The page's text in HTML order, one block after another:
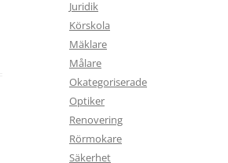
Juridik
Körskola
Mäklare
Målare
Okategoriserade
Optiker
Renovering
Rörmokare
Säkerhet